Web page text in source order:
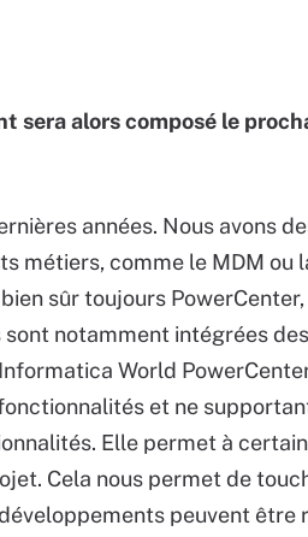
sera alors composé le
années. Nous avons
métiers, comme le MDM ou
sûr toujours
notamment intégrées
World
et ne
Elle permet à
Cela nous permet de
peuvent être